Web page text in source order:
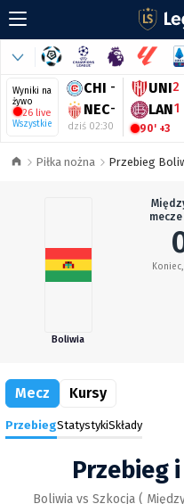
Wyniki na
żywo
26 live
Wszystkie
CHI -
NEC-
dziś 02:30
UNI2
LAN1
90' +3
Piłka nożna Przebieg
Boliwia
Mecz Kursy
PrzebiegStatystykiSkłady
Przebieg
Boliwia vs Szkocja (